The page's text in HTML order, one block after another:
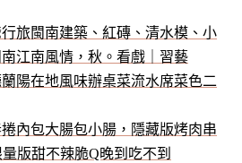
行旅閩南建築、紅磚、清水模、小
江南風情，秋。看戲｜習藝
陽在地風味辦桌菜流水席菜色二
捲內包大腸包小腸，隱藏版烤肉串
版甜不辣脆Q晚到吃不到